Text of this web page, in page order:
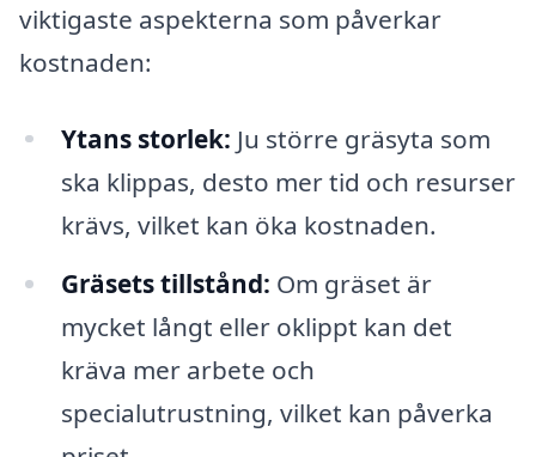
viktigaste aspekterna som påverkar
kostnaden:
Ytans storlek: Ju större gräsyta som
ska klippas, desto mer tid och resurser
krävs, vilket kan öka kostnaden.
Gräsets tillstånd: Om gräset är
mycket långt eller oklippt kan det
kräva mer arbete och
specialutrustning, vilket kan påverka